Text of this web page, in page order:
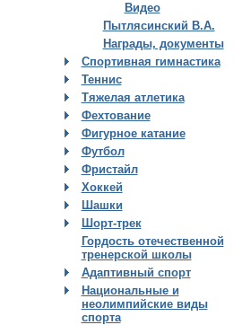
Видео
Пытлясинский В.А.
Награды, документы
Спортивная гимнастика
Теннис
Тяжелая атлетика
Фехтование
Фигурное катание
Футбол
Фристайл
Хоккей
Шашки
Шорт-трек
Гордость отечественной
тренерской школы
Адаптивный спорт
Национальные и
неолимпийские виды
спорта